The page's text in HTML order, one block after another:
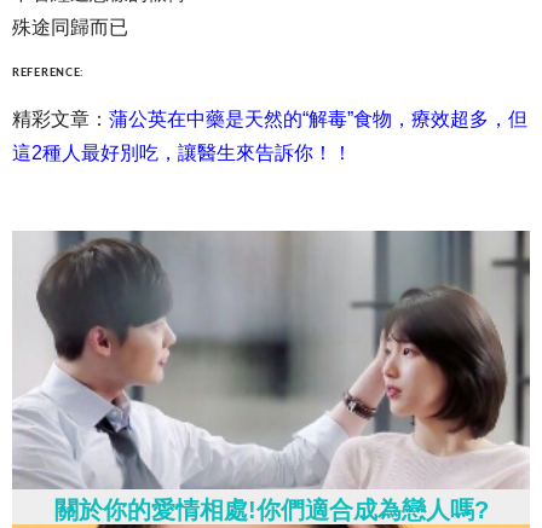
殊途同歸而已
REFERENCE:
精彩文章： 蒲公英在中藥是天然的“解毒”食物，療效超多，但
這2種人最好別吃，讓醫生來告訴你！！
關於你的愛情相處!你們適合成為戀人嗎?